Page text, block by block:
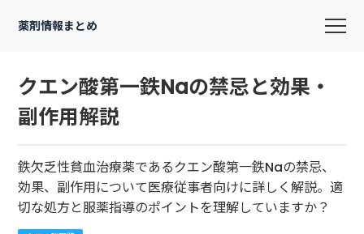
薬剤情報まとめ
クエン酸第一鉄Naの禁忌と効果・
副作用解説
鉄欠乏性貧血治療薬であるクエン酸第一鉄Naの禁忌、
効果、副作用について医療従事者向けに詳しく解説。適
切な処方と服薬指導のポイントを理解していますか？